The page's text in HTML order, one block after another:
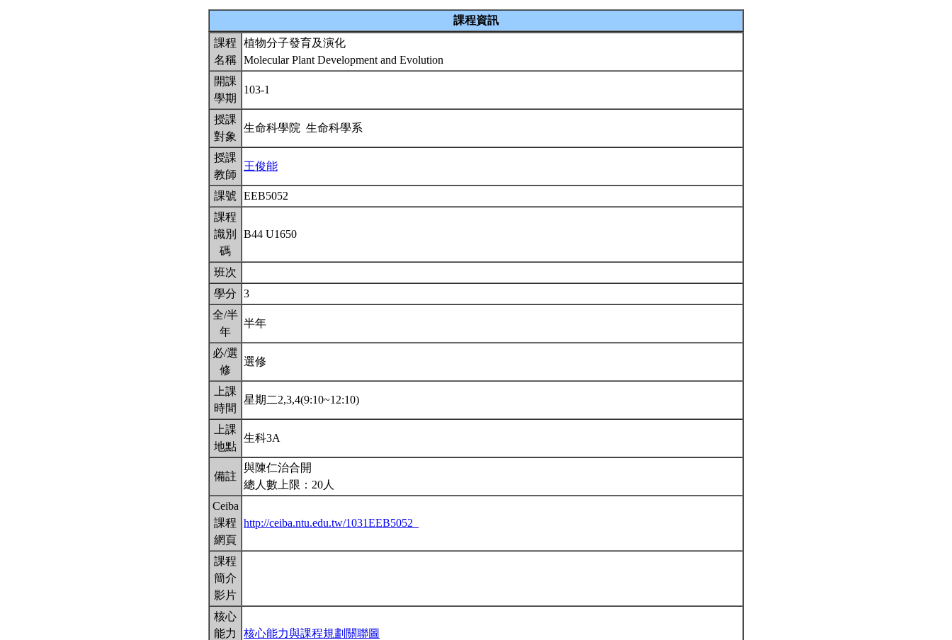
課程資訊
課程
名稱
植物分子發育及演化
Molecular Plant Development and Evolution
開課
學期
103-1
授課
對象
生命科學院 生命科學系
授課
教師
王俊能
課號
EEB5052
課程
識別
碼
B44 U1650
班次
學分
3
全/半
年
半年
必/選
修
選修
上課
時間
星期二2,3,4(9:10~12:10)
上課
地點
生科3A
備註
與陳仁治合開
總人數上限：20人
Ceiba
課程
網頁
http://ceiba.ntu.edu.tw/1031EEB5052_
課程
簡介
影片
核心
能力
核心能力與課程規劃關聯圖